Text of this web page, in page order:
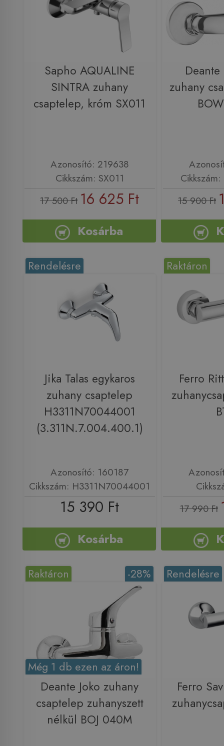
Sapho AQUALINE
SINTRA zuhany
csaptelep, króm SX011
Azonosító: 219638
Cikkszám: SX011
17 500 Ft 16 625 Ft
Kosárba
zuhany
15 900 Ft
Rendelésre
Jika Talas egykaros
zuhany csaptelep
H3311N70044001
(3.311N.7.004.400.1)
Azonosító: 160187
Cikkszám: H3311N70044001
15 390 Ft
Kosárba
Raktáron
Ferro
17 990 Ft
-28%
Raktáron
Még 1 db ezen az áron!
Deante Joko zuhany
csaptelep zuhanyszett
nélkül BOJ 040M
Rendelésre
Ferro